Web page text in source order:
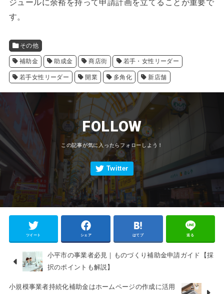
ジュールに余裕を持って申請計画を立てることが重要で
す。
その他
補助金 助成金 商店街 若手・女性リーダー
若手女性リーダー 開業 多角化 新店舗
FOLLOW
ツイート シェア はてブ 送る
小平市の事業者必見｜ものづくり補助金申請ガイド【採
択のポイントも解説】
小規模事業者持続化補助金はホームページの作成に活用